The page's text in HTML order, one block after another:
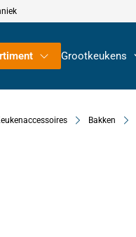
Grootkeukens
Bakken